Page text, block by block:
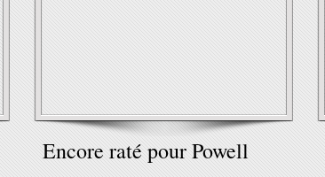
Encore raté pour Powell